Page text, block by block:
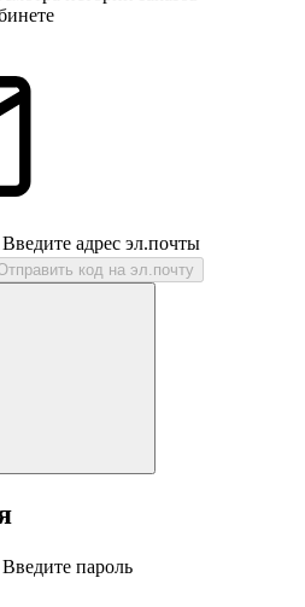
Введите адрес эл.почты
код на эл.почту
Введите пароль